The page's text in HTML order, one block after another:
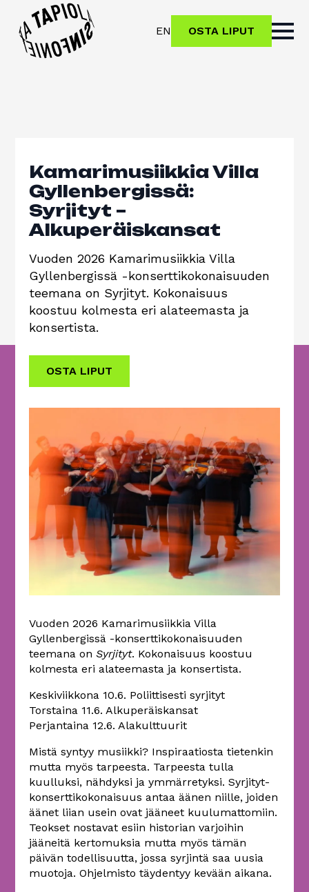
EN OSTA LIPUT
Kamarimusiikkia Villa
Gyllenbergissä:
Syrjityt –
Alkuperäiskansat
Vuoden 2026 Kamarimusiikkia Villa
Gyllenbergissä -konserttikokonaisuuden
teemana on Syrjityt. Kokonaisuus
koostuu kolmesta eri alateemasta ja
konsertista.
OSTA LIPUT
Vuoden 2026 Kamarimusiikkia Villa
Gyllenbergissä -konserttikokonaisuuden
teemana onSyrjityt. Kokonaisuus koostuu
kolmesta eri alateemasta ja konsertista.
Keskiviikkona 10.6. Poliittisesti syrjityt
Torstaina 11.6. Alkuperäiskansat
Perjantaina 12.6. Alakulttuurit
Mistä syntyy musiikki? Inspiraatiosta tietenkin
mutta myös tarpeesta. Tarpeesta tulla
kuulluksi, nähdyksi ja ymmärretyksi. Syrjityt-
konserttikokonaisuus antaa äänen niille, joiden
äänet liian usein ovat jääneet kuulumattomiin.
Teokset nostavat esiin historian varjoihin
jääneitä kertomuksia mutta myös tämän
päivän todellisuutta, jossa syrjintä saa uusia
muotoja. Ohjelmisto täydentyy kevään aikana.